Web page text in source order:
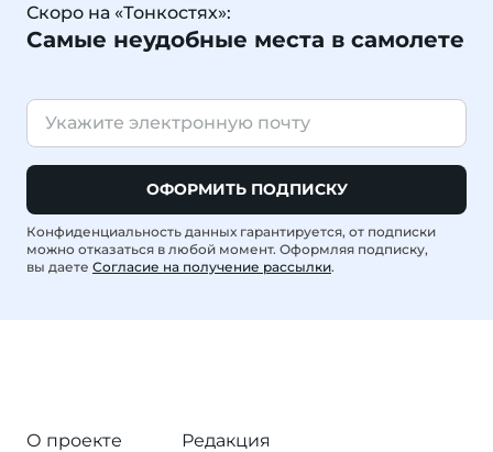
Скоро на «Тонкостях»:
Самые неудобные места в самолете
ОФОРМИТЬ ПОДПИСКУ
Конфиденциальность данных гарантируется, от подписки
можно отказаться в любой момент. Оформляя подписку,
вы даете Согласие на получение рассылки.
О проекте
Редакция